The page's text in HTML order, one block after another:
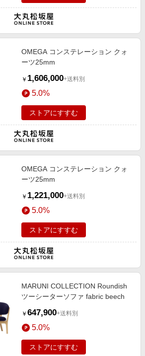
OMEGA コンステレーション クォ
ーツ25mm
￥ 1,606,000+送料別
5.0%
ストアにすすむ
OMEGA コンステレーション クォ
ーツ25mm
￥ 1,221,000+送料別
5.0%
ストアにすすむ
MARUNI COLLECTION Roundish
ツーシーターソファ fabric beech
￥ 647,900+送料別
5.0%
ストアにすすむ